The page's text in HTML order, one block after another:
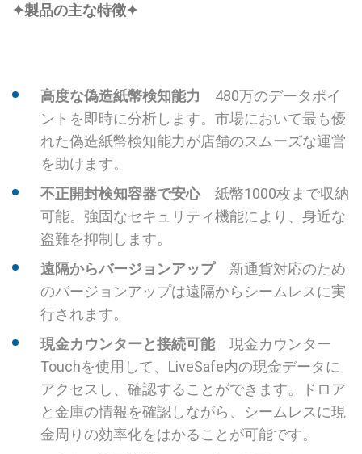
✦製品の主な特徴✦
高度な偽造紙幣検知能力 480万のデータポイ
ントを即時に分析します。市場において最も優
れた偽造紙幣検知能力が店舗のスムーズな運営
を助けます。
不正開封検知容器で安心 紙幣1000枚まで収納
可能。強固なセキュリティ機能により、身近な
盗難を抑制します。
遠隔からバージョンアップ 新通貨対応のため
のバージョンアップは遠隔からシームレスに実
行されます。
現金カウンターと接続可能 現金カウンター
Touchを使用して、LiveSafe内の現金データに
アクセスし、確認することができます。ドロア
と金庫の情報を確認しながら、シームレスに現
金周りの効率化をはかることが可能です。